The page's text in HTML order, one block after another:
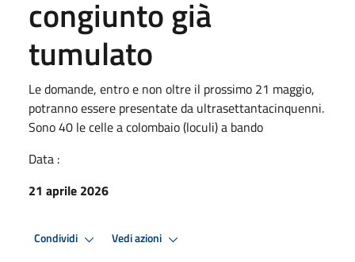
congiunto già
tumulato
Le domande, entro e non oltre il prossimo 21 maggio,
potranno essere presentate da ultrasettantacinquenni.
Sono 40 le celle a colombaio (loculi) a bando
Data :
21 aprile 2026
Condividi Vedi azioni